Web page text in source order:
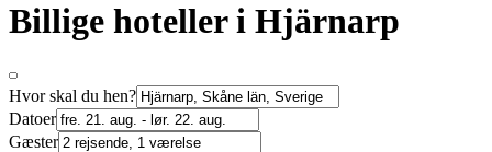
Billige hoteller i Hjärnarp
Hvor skal du hen?
Datoer
Gæster